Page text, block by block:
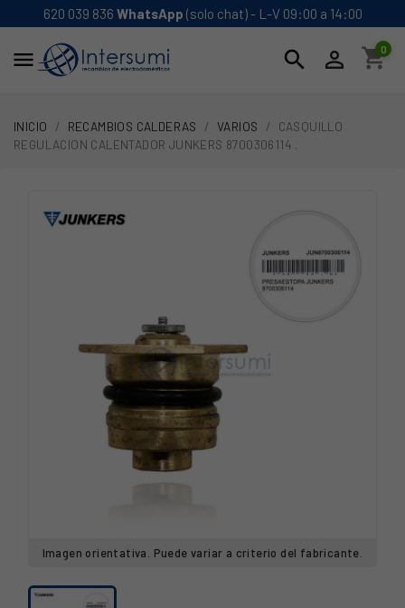
620 039 836 WhatsApp (solo chat) - L-V 09:00 a 14:00
 search  shopping_cart
0
INICIO RECAMBIOS CALDERAS VARIOS
CASQUILLO
REGULACION CALENTADOR JUNKERS 8700306114 .
Imagen orientativa. Puede variar a criterio del fabricante.